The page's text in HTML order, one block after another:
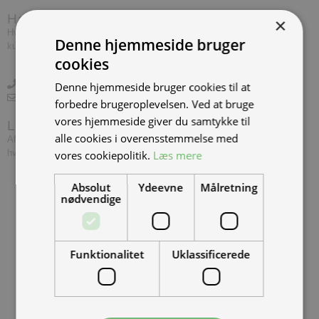
Har du brug for hjælp?
Hvis du har spørgsmål eller har brug for hjælp, kontakt venligst
kundeservice.
+45 97 74 07 33
info@tmp.dk
Levering
Afslut din ordre inden 14.00, og vi leverer dine vare først følgende
hverdag såfremt varerne er på lager.
×
Denne hjemmeside bruger
cookies
Denne hjemmeside bruger cookies til at
forbedre brugeroplevelsen. Ved at bruge
vores hjemmeside giver du samtykke til
alle cookies i overensstemmelse med
vores cookiepolitik. Læs mere
Absolut
nødvendige
Ydeevne Målretning
Funktionalitet Uklassificerede